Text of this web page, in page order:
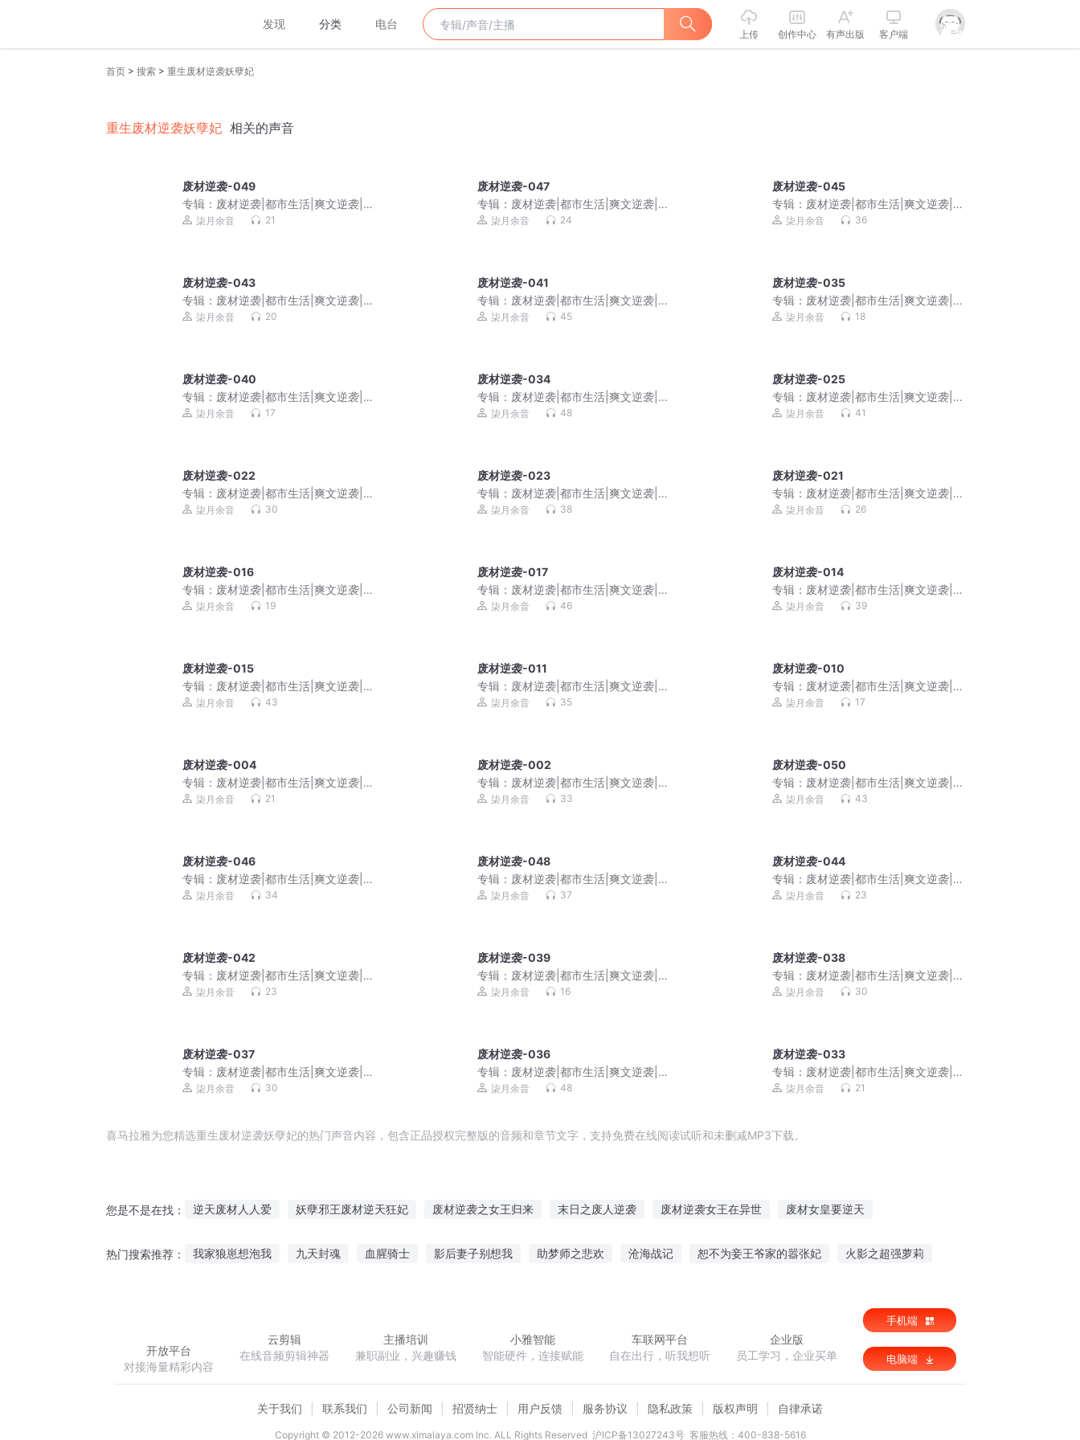
发现 分类 电台
上传 创作中心 有声出版 客户端
首页 > 搜索 > 重生废材逆袭妖孽妃
重生废材逆袭妖孽妃 相关的声音
废材逆袭-049
专辑： 废材逆袭|都市生活|爽文逆袭|家
庭伦理|免费多播
柒月余音 21
废材逆袭-047
专辑： 废材逆袭|都市生活|爽文逆袭|家
庭伦理|免费多播
柒月余音 24
废材逆袭-045
专辑： 废材逆袭|都市生活|爽文逆袭|家
庭伦理|免费多播
柒月余音 36
废材逆袭-043
专辑： 废材逆袭|都市生活|爽文逆袭|家
庭伦理|免费多播
柒月余音 20
废材逆袭-041
专辑： 废材逆袭|都市生活|爽文逆袭|家
庭伦理|免费多播
柒月余音 45
废材逆袭-035
专辑： 废材逆袭|都市生活|爽文逆袭|家
庭伦理|免费多播
柒月余音 18
废材逆袭-040
专辑： 废材逆袭|都市生活|爽文逆袭|家
庭伦理|免费多播
柒月余音 17
废材逆袭-034
专辑： 废材逆袭|都市生活|爽文逆袭|家
庭伦理|免费多播
柒月余音 48
废材逆袭-025
专辑： 废材逆袭|都市生活|爽文逆袭|家
庭伦理|免费多播
柒月余音 41
废材逆袭-022
专辑： 废材逆袭|都市生活|爽文逆袭|家
庭伦理|免费多播
柒月余音 30
废材逆袭-023
专辑： 废材逆袭|都市生活|爽文逆袭|家
庭伦理|免费多播
柒月余音 38
废材逆袭-021
专辑： 废材逆袭|都市生活|爽文逆袭|家
庭伦理|免费多播
柒月余音 26
废材逆袭-016
专辑： 废材逆袭|都市生活|爽文逆袭|家
庭伦理|免费多播
柒月余音 19
废材逆袭-017
专辑： 废材逆袭|都市生活|爽文逆袭|家
庭伦理|免费多播
柒月余音 46
废材逆袭-014
专辑： 废材逆袭|都市生活|爽文逆袭|家
庭伦理|免费多播
柒月余音 39
废材逆袭-015
专辑： 废材逆袭|都市生活|爽文逆袭|家
庭伦理|免费多播
柒月余音 43
废材逆袭-011
专辑： 废材逆袭|都市生活|爽文逆袭|家
庭伦理|免费多播
柒月余音 35
废材逆袭-010
专辑： 废材逆袭|都市生活|爽文逆袭|家
庭伦理|免费多播
柒月余音 17
废材逆袭-004
专辑： 废材逆袭|都市生活|爽文逆袭|家
庭伦理|免费多播
柒月余音 21
废材逆袭-002
专辑： 废材逆袭|都市生活|爽文逆袭|家
庭伦理|免费多播
柒月余音 33
废材逆袭-050
专辑： 废材逆袭|都市生活|爽文逆袭|家
庭伦理|免费多播
柒月余音 43
废材逆袭-046
专辑： 废材逆袭|都市生活|爽文逆袭|家
庭伦理|免费多播
柒月余音 34
废材逆袭-048
专辑： 废材逆袭|都市生活|爽文逆袭|家
庭伦理|免费多播
柒月余音 37
废材逆袭-044
专辑： 废材逆袭|都市生活|爽文逆袭|家
庭伦理|免费多播
柒月余音 23
废材逆袭-042
专辑： 废材逆袭|都市生活|爽文逆袭|家
庭伦理|免费多播
柒月余音 23
废材逆袭-039
专辑： 废材逆袭|都市生活|爽文逆袭|家
庭伦理|免费多播
柒月余音 16
废材逆袭-038
专辑： 废材逆袭|都市生活|爽文逆袭|家
庭伦理|免费多播
柒月余音 30
废材逆袭-037
专辑： 废材逆袭|都市生活|爽文逆袭|家
庭伦理|免费多播
柒月余音 30
废材逆袭-036
专辑： 废材逆袭|都市生活|爽文逆袭|家
庭伦理|免费多播
柒月余音 48
废材逆袭-033
专辑： 废材逆袭|都市生活|爽文逆袭|家
庭伦理|免费多播
柒月余音 21
喜马拉雅为您精选重生废材逆袭妖孽妃的热门声音内容，包含正品授权完整版的音频和章节文字，支持免费在线阅读试听和未删减MP3下载。
您是不是在找： 逆天废材人人爱 妖孽邪王废材逆天狂妃 废材逆袭之女王归来 末日之废人逆袭 废材逆袭女王在异世 废材女皇要逆天
热门搜索推荐： 我家狼崽想泡我 九天封魂 血腥骑士 影后妻子别想我 助梦师之悲欢 沧海战记 恕不为妾王爷家的嚣张妃 火影之超强萝莉
开放平台
对接海量精彩内容
云剪辑
在线音频剪辑神器
主播培训
兼职副业，兴趣赚钱
小雅智能
智能硬件，连接赋能
车联网平台
自在出行，听我想听
企业版
员工学习，企业买单
手机端
电脑端
关于我们 联系我们 公司新闻 招贤纳士 用户反馈 服务协议 隐私政策 版权声明 自律承诺
Copyright © 2012-2026www.ximalaya.com lnc. ALL Rights Reserved 沪ICP备13027243号 客服热线：400-838-5616